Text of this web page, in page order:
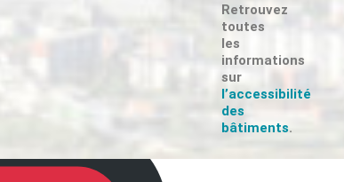
Suivez-nous !
Retrouvez
toutes
les
informations
sur
l’accessibilité
des
bâtiments.